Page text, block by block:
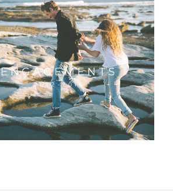
ENGAGEMENTS
2012-2016